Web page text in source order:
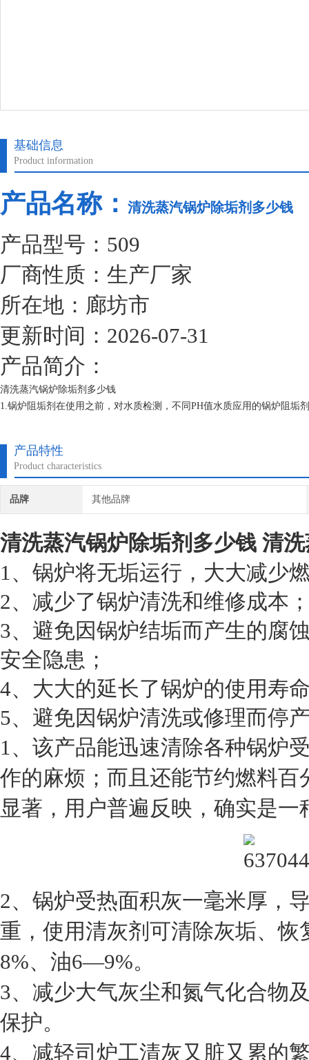
基础信息
Product information
产品名称： 清洗蒸汽锅炉除垢剂多少钱
产品型号：509
厂商性质：生产厂家
所在地：廊坊市
更新时间：2026-07-31
产品简介：
清洗蒸汽锅炉除垢剂多少钱
1.锅炉阻垢剂在使用之前，对水质检测，不同PH值水质应用的锅炉阻垢
4.锅炉添加阻垢剂虽然说难掌握，但要做到经常检查，化验，才能达到
产品特性
Product characteristics
品牌 其他品牌
清洗蒸汽锅炉除垢剂多少钱 清
1、锅炉将无垢运行，大大减少
2、减少了锅炉清洗和维修成本
3、避免因锅炉结垢而产生的腐
安全隐患；
4、大大的延长了锅炉的使用寿
5、避免因锅炉清洗或修理而停
1、该产品能迅速清除各种锅炉
作的麻烦；而且还能节约燃料
显著，用户普遍反映，确实是
2、锅炉受热面积灰一毫米厚，
重，使用清灰剂可清除灰垢、
8%、油6—9%。
3、减少大气灰尘和氮气化合物
保护。
4、减轻司炉工清灰又脏又累的